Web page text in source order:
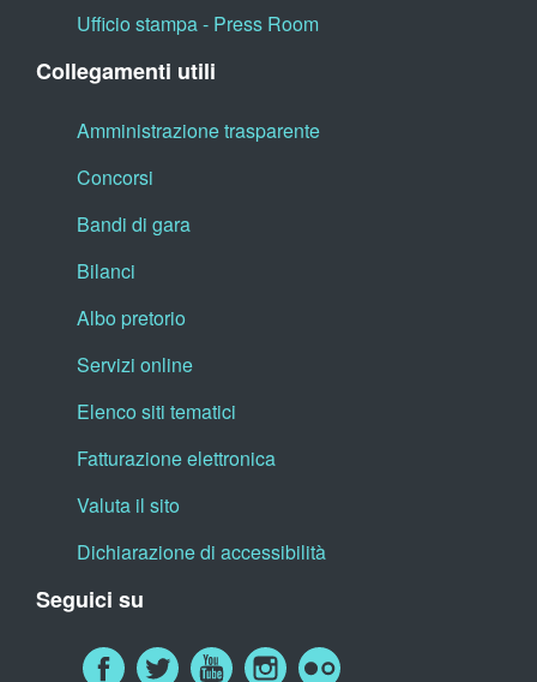
Ufficio stampa - Press Room
Collegamenti utili
Amministrazione trasparente
Concorsi
Bandi di gara
Bilanci
Albo pretorio
Servizi online
Elenco siti tematici
Fatturazione elettronica
Valuta il sito
Dichiarazione di accessibilità
Seguici su